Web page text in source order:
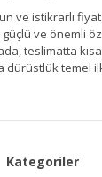
ve istikrarlı fiyat
ve önemli
teslimatta
dürüstlük temel
Kategoriler